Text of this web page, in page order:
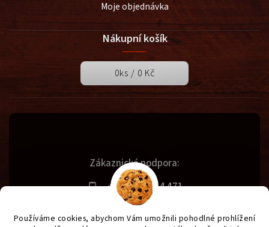
Používáme cookies, abychom Vám umožnili pohodlné prohlížení
Zákaznická podpora:
+420 731 614 471
info@svetgrilu.cz
Moje objednávka
Nákupní košík
0ks / 0 Kč